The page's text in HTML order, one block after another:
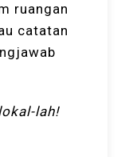
ruangan
catatan
lah!